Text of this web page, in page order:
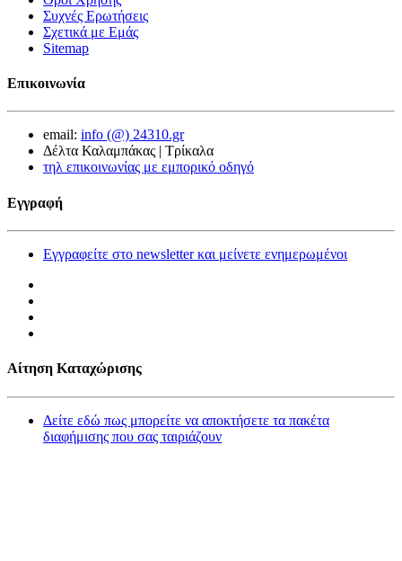
Συχνές Ερωτήσεις
Σχετικά με Εμάς
Sitemap
Επικοινωνία
email: info (@) 24310.gr
Δέλτα Καλαμπάκας | Τρίκαλα
τηλ επικοινωνίας με εμπορικό οδηγό
Εγγραφή
Εγγραφείτε στο newsletter και μείνετε ενημερωμένοι
Αίτηση Καταχώρισης
Δείτε εδώ πως μπορείτε να αποκτήσετε τα πακέτα
διαφήμισης που σας ταιριάζουν